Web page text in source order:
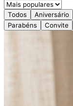
Todos Aniversário
Parabéns
Convite